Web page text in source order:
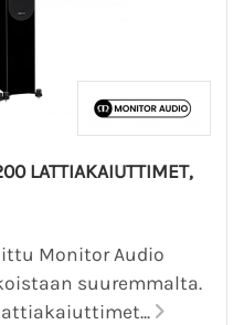
LATTIAKAIUTTIMET,
Monitor Audio
suuremmalta.